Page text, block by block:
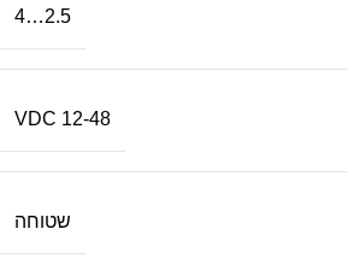
2.5…4
12-48 VDC
שטוחה